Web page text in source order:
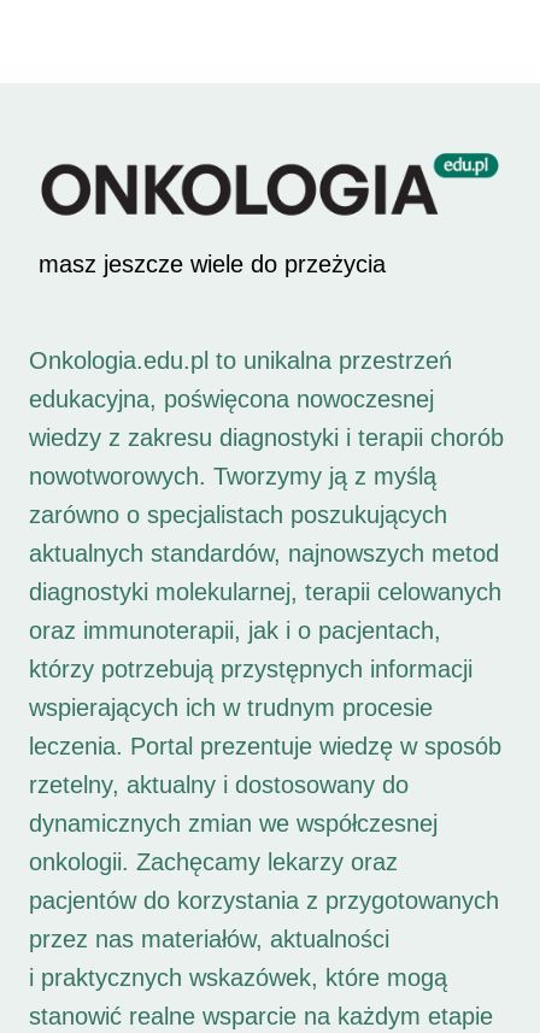
masz jeszcze wiele do przeżycia
Onkologia.edu.pl to unikalna przestrzeń
edukacyjna, poświęcona nowoczesnej
wiedzy z zakresu diagnostyki i terapii chorób
nowotworowych. Tworzymy ją z myślą
zarówno o specjalistach poszukujących
aktualnych standardów, najnowszych metod
diagnostyki molekularnej, terapii celowanych
oraz immunoterapii, jak i o pacjentach,
którzy potrzebują przystępnych informacji
wspierających ich w trudnym procesie
leczenia. Portal prezentuje wiedzę w sposób
rzetelny, aktualny i dostosowany do
dynamicznych zmian we współczesnej
onkologii. Zachęcamy lekarzy oraz
pacjentów do korzystania z przygotowanych
przez nas materiałów, aktualności
i praktycznych wskazówek, które mogą
stanowić realne wsparcie na każdym etapie